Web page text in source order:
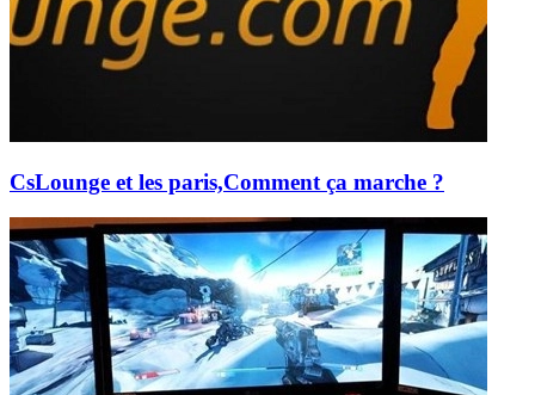
CsLounge et les paris,Comment ça marche ?